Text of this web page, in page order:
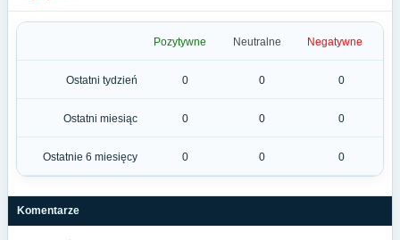
Pozytywne Neutralne Negatywne
Ostatni tydzień 0 0 0
Ostatni miesiąc 0 0 0
Ostatnie 6 miesięcy 0 0 0
Komentarze